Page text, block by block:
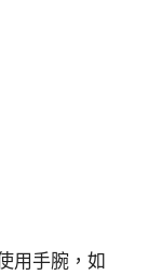
用手腕，如